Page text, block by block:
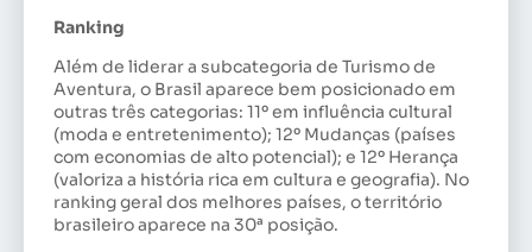
Ranking
Além de liderar a subcategoria de Turismo de
Aventura, o Brasil aparece bem posicionado em
outras três categorias: 11º em influência cultural
(moda e entretenimento); 12º Mudanças (países
com economias de alto potencial); e 12º Herança
(valoriza a história rica em cultura e geografia). No
ranking geral dos melhores países, o território
brasileiro aparece na 30ª posição.